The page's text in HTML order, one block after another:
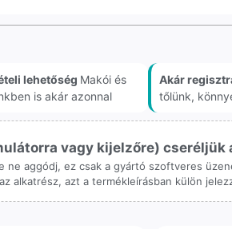
lehetőség Makói és
is akár azonnal
Akár
tőlünk,
vagy kijelzőre) cseréljük
aggódj, ez csak a gyártó szoftveres
alkatrész, azt a termékleírásban külön